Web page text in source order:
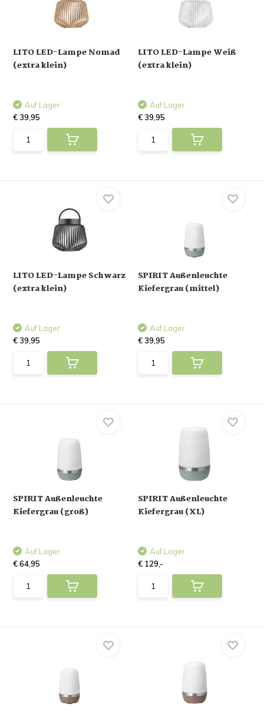
LITO LED-Lampe Nomad
(extra klein)
Auf Lager
€ 39,95
LITO LED-Lampe Weiß
(extra klein)
Auf Lager
€ 39,95
LITO LED-Lampe Schwarz
(extra klein)
Auf Lager
€ 39,95
SPIRIT Außenleuchte
Kiefergrau (mittel)
Auf Lager
€ 39,95
SPIRIT Außenleuchte
Kiefergrau (groß)
Auf Lager
€ 64,95
SPIRIT Außenleuchte
Kiefergrau (XL)
Auf Lager
€ 129,-